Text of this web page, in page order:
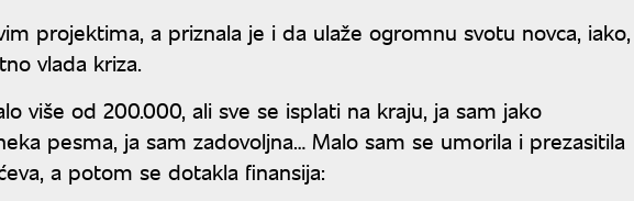
projektima, a priznala je i da ulaže ogromnu svotu novca, iako,
vlada kriza.
više od 200.000, ali sve se isplati na kraju, ja sam jako
pesma, ja sam zadovoljna… Malo sam se umorila i prezasitila
a potom se dotakla finansija: